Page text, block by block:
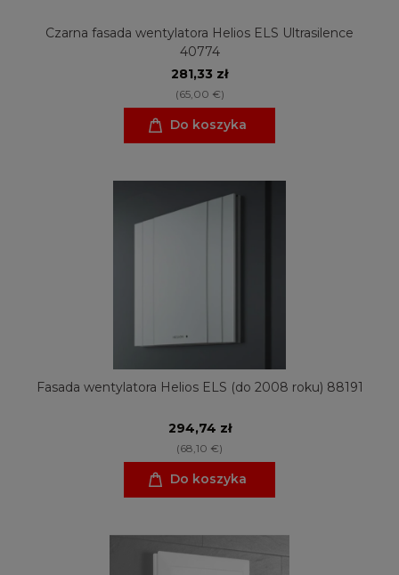
Czarna fasada wentylatora Helios ELS Ultrasilence
40774
281,33 zł
(65,00 €)
Do koszyka
Fasada wentylatora Helios ELS (do 2008 roku) 88191
294,74 zł
(68,10 €)
Do koszyka